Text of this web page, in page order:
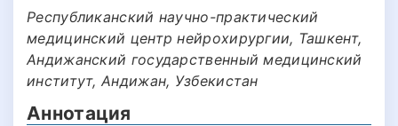
Республиканский научно-практический
медицинский центр нейрохирургии, Ташкент,
Андижанский государственный медицинский
институт, Андижан, Узбекистан
Аннотация